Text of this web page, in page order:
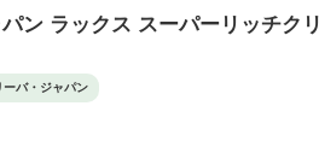
ン ラックス スーパーリッチク
ーバ・ジャパン